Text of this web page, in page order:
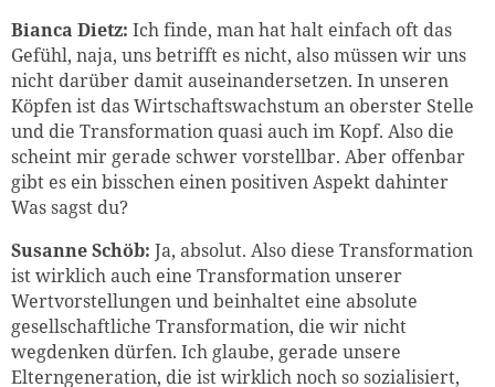
Bianca Dietz: Ich finde, man hat halt einfach oft das
Gefühl, naja, uns betrifft es nicht, also müssen wir uns
nicht darüber damit auseinandersetzen. In unseren
Köpfen ist das Wirtschaftswachstum an oberster Stelle
und die Transformation quasi auch im Kopf. Also die
scheint mir gerade schwer vorstellbar. Aber offenbar
gibt es ein bisschen einen positiven Aspekt dahinter
Was sagst du?
Susanne Schöb: Ja, absolut. Also diese Transformation
ist wirklich auch eine Transformation unserer
Wertvorstellungen und beinhaltet eine absolute
gesellschaftliche Transformation, die wir nicht
wegdenken dürfen. Ich glaube, gerade unsere
Elterngeneration, die ist wirklich noch so sozialisiert,